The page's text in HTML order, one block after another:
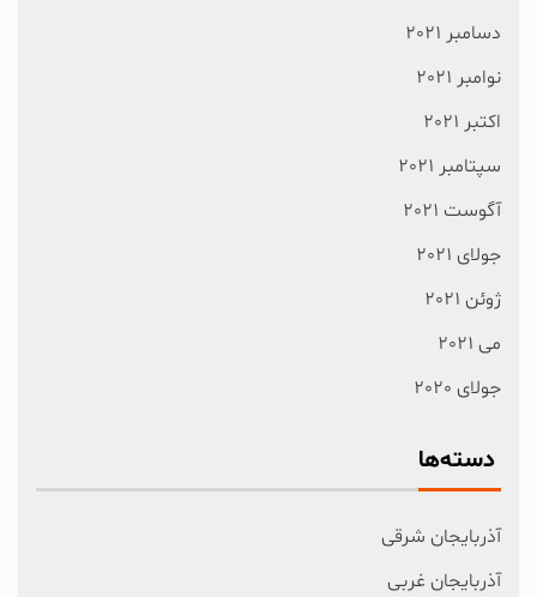
دسامبر 2021
نوامبر 2021
اکتبر 2021
سپتامبر 2021
آگوست 2021
جولای 2021
ژوئن 2021
می 2021
جولای 2020
دسته‌ها
آذربایجان شرقی
آذربایجان غربی